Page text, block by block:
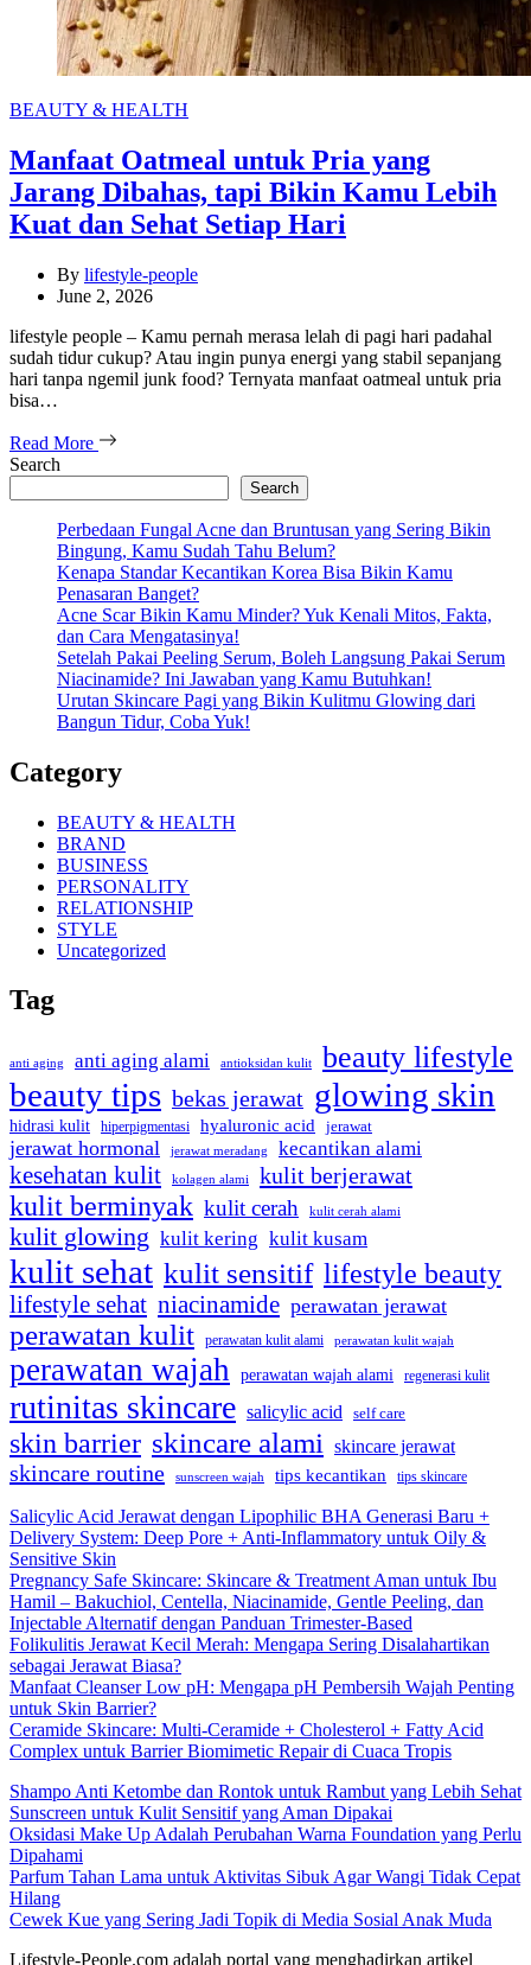
Categories
BEAUTY & HEALTH
Manfaat Oatmeal untuk Pria yang
Jarang Dibahas, tapi Bikin Kamu Lebih
Kuat dan Sehat Setiap Hari
By lifestyle-people
June 2, 2026
lifestyle people – Kamu pernah merasa lelah di pagi hari padahal
sudah tidur cukup? Atau ingin punya energi yang stabil sepanjang
hari tanpa ngemil junk food? Ternyata manfaat oatmeal untuk pria
bisa…
Read More
Search
Search
Perbedaan Fungal Acne dan Bruntusan yang Sering Bikin
Bingung, Kamu Sudah Tahu Belum?
Kenapa Standar Kecantikan Korea Bisa Bikin Kamu
Penasaran Banget?
Acne Scar Bikin Kamu Minder? Yuk Kenali Mitos, Fakta,
dan Cara Mengatasinya!
Setelah Pakai Peeling Serum, Boleh Langsung Pakai Serum
Niacinamide? Ini Jawaban yang Kamu Butuhkan!
Urutan Skincare Pagi yang Bikin Kulitmu Glowing dari
Bangun Tidur, Coba Yuk!
Category
BEAUTY & HEALTH
BRAND
BUSINESS
PERSONALITY
RELATIONSHIP
STYLE
Uncategorized
Tag
anti aging anti aging alami antioksidan kulit beauty lifestyle
beauty tips bekas jerawat glowing skin
hidrasi kulit hiperpigmentasi hyaluronic acid jerawat
jerawat hormonal jerawat meradang kecantikan alami
kesehatan kulit kolagen alami kulit berjerawat
kulit berminyak kulit cerah kulit cerah alami
kulit glowing kulit kering kulit kusam
kulit sehat kulit sensitif lifestyle beauty
lifestyle sehat niacinamide perawatan jerawat
perawatan kulit perawatan kulit alami perawatan kulit wajah
perawatan wajah perawatan wajah alami regenerasi kulit
rutinitas skincare salicylic acid self care
skin barrier skincare alami skincare jerawat
skincare routine sunscreen wajah tips kecantikan tips skincare
Salicylic Acid Jerawat dengan Lipophilic BHA Generasi Baru +
Delivery System: Deep Pore + Anti-Inflammatory untuk Oily &
Sensitive Skin
Pregnancy Safe Skincare: Skincare & Treatment Aman untuk Ibu
Hamil – Bakuchiol, Centella, Niacinamide, Gentle Peeling, dan
Injectable Alternatif dengan Panduan Trimester-Based
Folikulitis Jerawat Kecil Merah: Mengapa Sering Disalahartikan
sebagai Jerawat Biasa?
Manfaat Cleanser Low pH: Mengapa pH Pembersih Wajah Penting
untuk Skin Barrier?
Ceramide Skincare: Multi-Ceramide + Cholesterol + Fatty Acid
Complex untuk Barrier Biomimetic Repair di Cuaca Tropis
Shampo Anti Ketombe dan Rontok untuk Rambut yang Lebih Sehat
Sunscreen untuk Kulit Sensitif yang Aman Dipakai
Oksidasi Make Up Adalah Perubahan Warna Foundation yang Perlu
Dipahami
Parfum Tahan Lama untuk Aktivitas Sibuk Agar Wangi Tidak Cepat
Hilang
Cewek Kue yang Sering Jadi Topik di Media Sosial Anak Muda
Lifestyle-People.com adalah portal yang menghadirkan artikel